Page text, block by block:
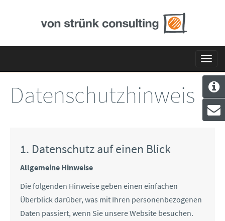
Datenschutzhinweis
1. Datenschutz auf einen Blick
Allgemeine Hinweise
Die folgenden Hinweise geben einen einfachen
Überblick darüber, was mit Ihren personenbezogenen
Daten passiert, wenn Sie unsere Website besuchen.